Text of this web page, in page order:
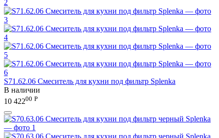
S71.62.06 Смеситель для кухни под фильтр Splenka
В наличии
10 42200 Р